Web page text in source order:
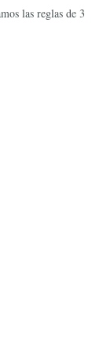
las reglas de 3